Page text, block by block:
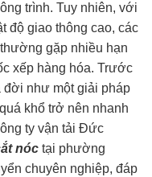
trình. Tuy nhiên, với
độ giao thông cao, các
gặp nhiều hạn
xếp hàng hóa. Trước
đời như một giải pháp
khổ trở nên nhanh
ty vận tải Đức
nóc tại phường
chuyên nghiệp, đáp